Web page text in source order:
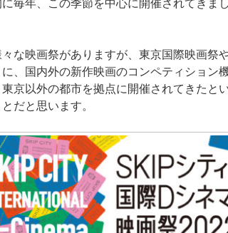
毎年、この季節を中心に開催されてきま
々な映画祭がありますが、東京国際映画祭
に、国内外の新作映画のコンペティション
京以外の都市を拠点に開催されてきたと
だと思います。